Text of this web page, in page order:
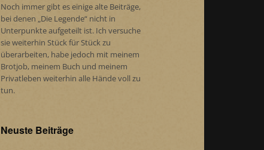
Noch immer gibt es einige alte Beiträge,
bei denen „Die Legende“ nicht in
Unterpunkte aufgeteilt ist. Ich versuche
sie weiterhin Stück für Stück zu
überarbeiten, habe jedoch mit meinem
Brotjob, meinem Buch und meinem
Privatleben weiterhin alle Hände voll zu
tun.
Neuste Beiträge